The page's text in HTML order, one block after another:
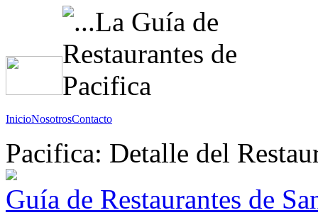
InicioNosotrosContacto
Pacifica: Detalle del
Guía de Restaurantes de